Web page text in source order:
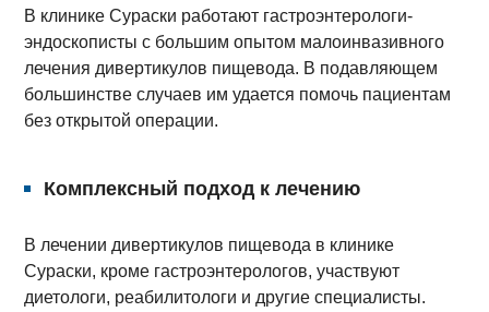
В клинике Сураски работают гастроэнтерологи-
эндоскописты с большим опытом малоинвазивного
лечения дивертикулов пищевода. В подавляющем
большинстве случаев им удается помочь пациентам
без открытой операции.
Комплексный подход к лечению
В лечении дивертикулов пищевода в клинике
Сураски, кроме гастроэнтерологов, участвуют
диетологи, реабилитологи и другие специалисты.